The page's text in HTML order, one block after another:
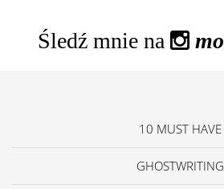
Śledź mnie na
10 MUST HAVE
GHOSTWRITING